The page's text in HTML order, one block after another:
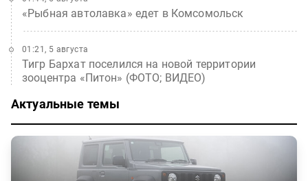
«Рыбная автолавка» едет в Комсомольск
Тигр Бархат поселился на новой территории
зооцентра «Питон» (ФОТО; ВИДЕО)
01:21, 5 августа
Актуальные темы